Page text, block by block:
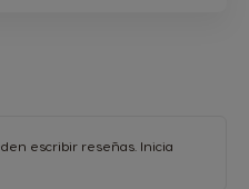
escribir reseñas. Inicia